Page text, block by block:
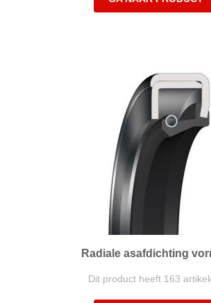
Radiale asafdichting
Dit product heeft 163